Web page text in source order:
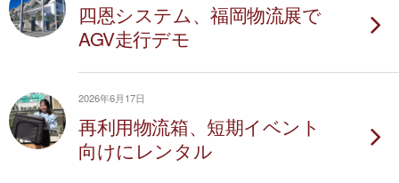
四恩システム、福岡物流展で
AGV走行デモ
2026年6月17日
再利用物流箱、短期イベント
向けにレンタル